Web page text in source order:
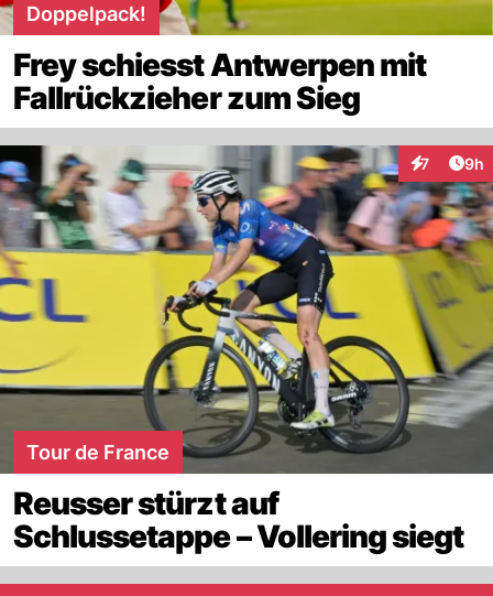
Doppelpack!
Frey schiesst Antwerpen mit
Fallrückzieher zum Sieg
7 9h
Tour de France
Reusser stürzt auf
Schlussetappe – Vollering siegt